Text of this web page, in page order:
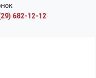
682-12-12